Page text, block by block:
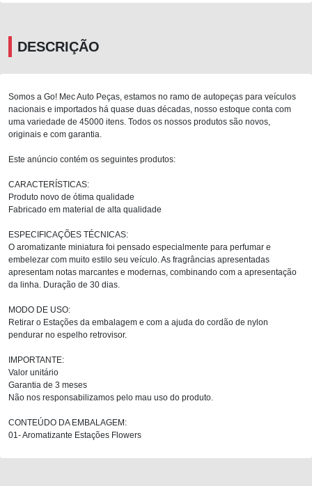
DESCRIÇÃO
Somos a Go! Mec Auto Peças, estamos no ramo de autopeças para veículos
nacionais e importados há quase duas décadas, nosso estoque conta com
uma variedade de 45000 itens. Todos os nossos produtos são novos,
originais e com garantia.
Este anúncio contém os seguintes produtos:
CARACTERÍSTICAS:
Produto novo de ótima qualidade
Fabricado em material de alta qualidade
ESPECIFICAÇÕES TÉCNICAS:
O aromatizante miniatura foi pensado especialmente para perfumar e
embelezar com muito estilo seu veículo. As fragrâncias apresentadas
apresentam notas marcantes e modernas, combinando com a apresentação
da linha. Duração de 30 dias.
MODO DE USO:
Retirar o Estações da embalagem e com a ajuda do cordão de nylon
pendurar no espelho retrovisor.
IMPORTANTE:
Valor unitário
Garantia de 3 meses
Não nos responsabilizamos pelo mau uso do produto.
CONTEÚDO DA EMBALAGEM:
01- Aromatizante Estações Flowers